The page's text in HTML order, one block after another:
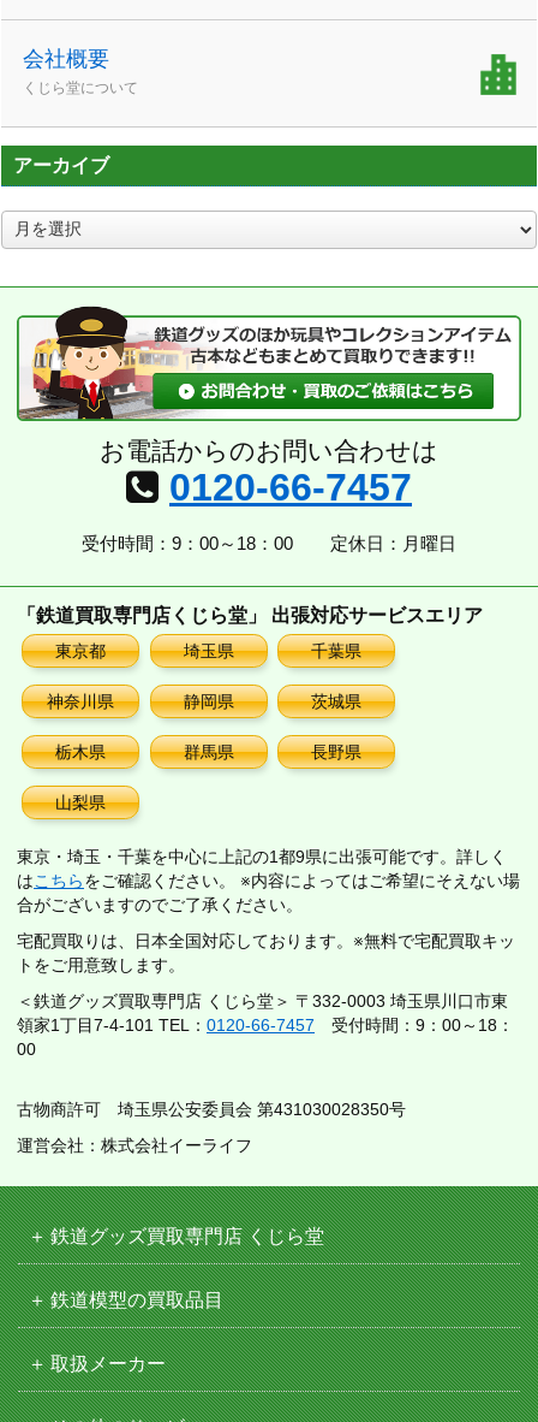
会社概要
くじら堂について
アーカイブ
ア
ー
ブ
お電話からのお問い合わせは
0120-66-7457
受付時間：9：00～18：00 定休日：月曜日
「鉄道買取専門店くじら堂」 出張対応サービスエリア
東京都 埼玉県 千葉県
神奈川県 静岡県 茨城県
栃木県 群馬県 長野県
山梨県
東京・埼玉・千葉を中心に上記の1都9県に出張可能です。詳しく
はこちらをご確認ください。 ※内容によってはご希望にそえない場
合がございますのでご了承ください。
宅配買取りは、日本全国対応しております。※無料で宅配買取キッ
トをご用意致します。
＜鉄道グッズ買取専門店 くじら堂＞ 〒332-0003 埼玉県川口市東
領家1丁目7-4-101 TEL： 0120-66-7457 受付時間：9：00～18：
00
古物商許可 埼玉県公安委員会 第431030028350号
運営会社：株式会社イーライフ
鉄道グッズ買取専門店 くじら堂
鉄道模型の買取品目
取扱メーカー